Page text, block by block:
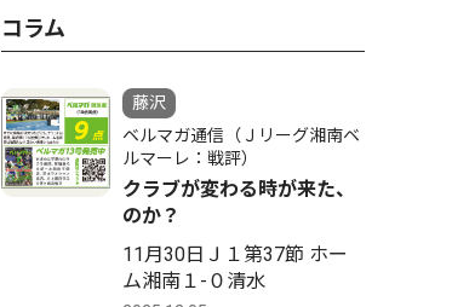
発酵食品と盆踊り ８月５日
江の島で祭り
倍で打
コラム
藤沢
ベルマガ通信（Ｊリーグ湘南ベ
ルマーレ：戦評）
クラブが変わる時が来た、
のか？
11月30日Ｊ１第37節 ホー
ム湘南１-０清水